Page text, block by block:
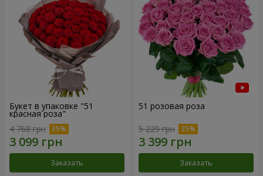
Букет в упаковке "51
красная роза"
4 768 грн
Заказать
51 розовая роза
5 229 грн
Заказать